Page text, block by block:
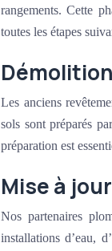
rangements. Cette
toutes les étapes
Les anciens
sols sont préparés
préparation est
Mise à
Nos partenaires
installations d’eau,